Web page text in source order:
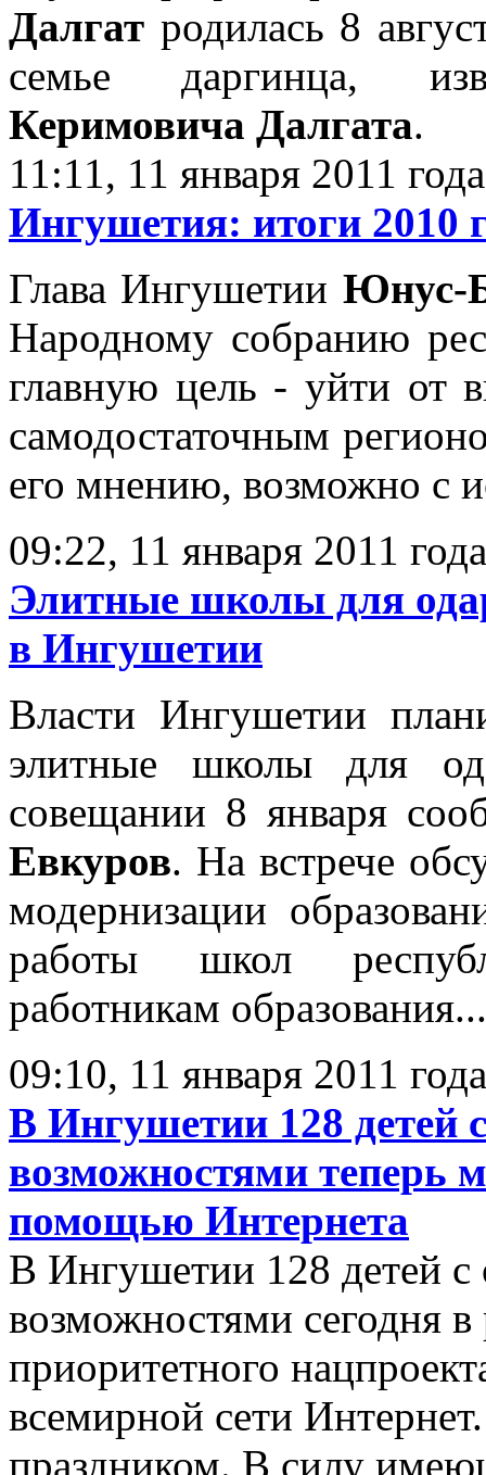
Далгат родилась 8
семье даргинца,
Керимовича Далгата.
11:11, 11 января 2011 года
Ингушетия: итоги 2010
Глава Ингушетии Юнус-
Народному собранию
главную цель - уйти от
самодостаточным
его мнению, возможно с
09:22, 11 января 2011 года
Элитные школы для
в Ингушетии
Власти Ингушетии
элитные школы для
совещании 8 января
Евкуров. На встрече
модернизации
работы школ
работникам образования...
09:10, 11 января 2011 года
В Ингушетии 128 детей
возможностями теперь
помощью Интернета
В Ингушетии 128 детей
возможностями сегодня
приоритетного
всемирной сети
праздником. В силу